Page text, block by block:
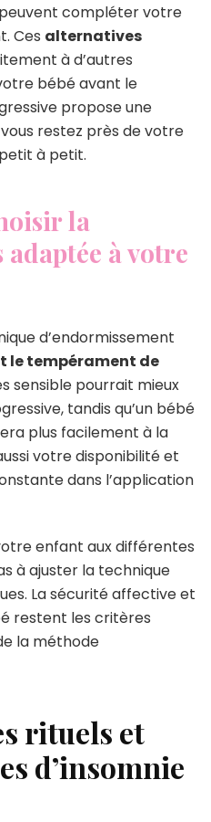
peuvent compléter votre
Ces alternatives
à d’autres
bébé avant le
propose une
restez près de votre
à petit.
la
à votre
d’endormissement
le tempérament de
sensible pourrait mieux
tandis qu’un bébé
plus facilement à la
votre disponibilité et
dans l’application
enfant aux différentes
à ajuster la technique
La sécurité affective et
restent les critères
la méthode
rituels et
d’insomnie